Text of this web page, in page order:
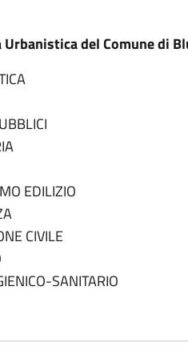
Urbanistica del Comune di
EDILIZIO
CIVILE
SANITARIO